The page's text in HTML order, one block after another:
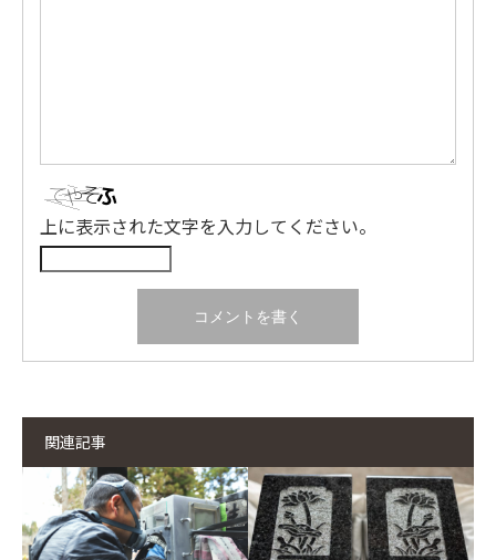
上に表示された文字を入力してください。
関連記事